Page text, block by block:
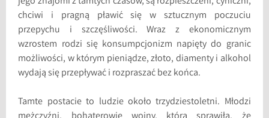
chciwi i pragną pławić się w sztucznym poczuciu
przepychu i szczęśliwości. Wraz z ekonomicznym
wzrostem rodzi się konsumpcjonizm napięty do granic
możliwości, w którym pieniądze, złoto, diamenty i alkohol
wydają się przepływać i rozpraszać bez końca.
Tamte postacie to ludzie około trzydziestoletni. Młodzi